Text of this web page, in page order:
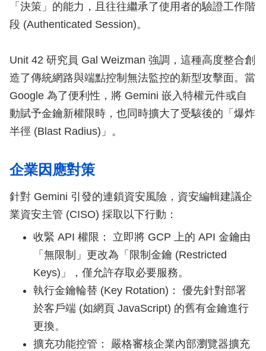
「決策」的能力，且往往繼承了使用者的驗證工作階
段 (Authenticated Session)。
Unit 42 研究員 Gal Weizman 強調，這種高度整合創
造了傳統網路與端點控制無法監控的新型攻擊面。當
Google 為了便利性，將 Gemini 嵌入特權元件或自
動賦予金鑰新權限時，也同時擴大了受駭後的「爆炸
半徑 (Blast Radius)」。
企業因應對策
針對 Gemini 引發的連鎖資安風險，資安編輯建議企
業資安主管 (CISO) 採取以下行動：
收緊 API 權限： 立即將 GCP 上的 API 金鑰由
「無限制」更改為「限制金鑰 (Restricted
Keys)」，僅允許存取必要服務。
執行金鑰輪替 (Key Rotation)： 優先針對部署
於客戶端 (如網頁 JavaScript) 的舊有金鑰進行
更換。
擴充功能控管： 嚴格審核企業內部瀏覽器擴充